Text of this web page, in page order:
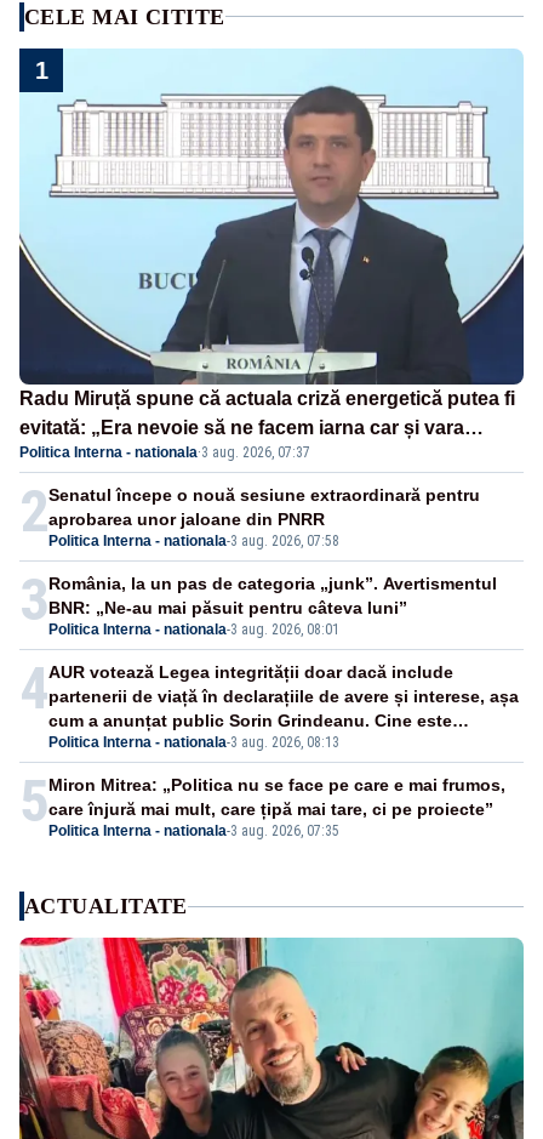
CELE MAI CITITE
1
Radu Miruță spune că actuala criză energetică putea fi
evitată: „Era nevoie să ne facem iarna car și vara
sanie”
Politica Interna - nationala·3 aug. 2026, 07:37
2 Politica Interna - nationala-3 aug. 2026, 07:58
Senatul începe o nouă sesiune extraordinară pentru
aprobarea unor jaloane din PNRR
3 Politica Interna - nationala-3 aug. 2026, 08:01
România, la un pas de categoria „junk”. Avertismentul
BNR: „Ne-au mai păsuit pentru câteva luni”
4
Politica Interna - nationala-3 aug. 2026, 08:13
AUR votează Legea integrității doar dacă include
partenerii de viață în declarațiile de avere și interese, așa
cum a anunțat public Sorin Grindeanu. Cine este
incompatibil sau în conflict de interese trebuie să plece
din funcție: fără excepții!
5 Politica Interna - nationala-3 aug. 2026, 07:35
Miron Mitrea: „Politica nu se face pe care e mai frumos,
care înjură mai mult, care țipă mai tare, ci pe proiecte”
ACTUALITATE